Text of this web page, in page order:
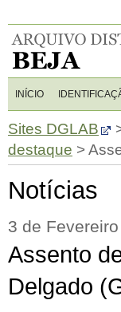
INÍCIO
Sites DGLAB
destaque >
Notícias
3 de
Assento
Delgado